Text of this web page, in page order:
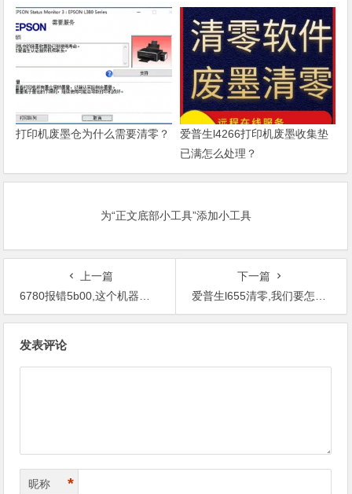
清零软件
打印机废墨仓为什么需要清零？
爱普生l4266打印机废墨收集垫
已满怎么处理？
为“正文底部小工具”添加小工具
上一篇
6780报错5b00,这个机器需要换哪些部件才可以把它修好？
下一篇
爱普生l655清零,我们要怎么样下载软件？
发表评论
昵称 *